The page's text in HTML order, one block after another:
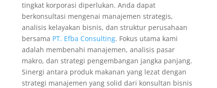
tingkat korporasi diperlukan. Anda dapat
berkonsultasi mengenai manajemen strategis,
analisis kelayakan bisnis, dan struktur perusahaan
bersama PT. Efba Consulting. Fokus utama kami
adalah membenahi manajemen, analisis pasar
makro, dan strategi pengembangan jangka panjang.
Sinergi antara produk makanan yang lezat dengan
strategi manajemen yang solid dari konsultan bisnis